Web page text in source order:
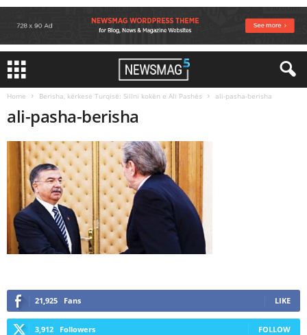
Home Berisha, kërkesë Turqisë: Sillni kokën e Ali Pashës ali-pasha-berisha
ali-pasha-berisha
21,925 Fans LIKE
3,912 Followers FOLLOW